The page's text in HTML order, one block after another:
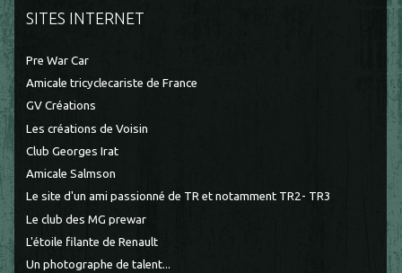
SITES INTERNET
Pre War Car
Amicale tricyclecariste de France
GV Créations
Les créations de Voisin
Club Georges Irat
Amicale Salmson
Le site d'un ami passionné de TR et notamment TR2- TR3
Le club des MG prewar
L'étoile filante de Renault
Un photographe de talent...